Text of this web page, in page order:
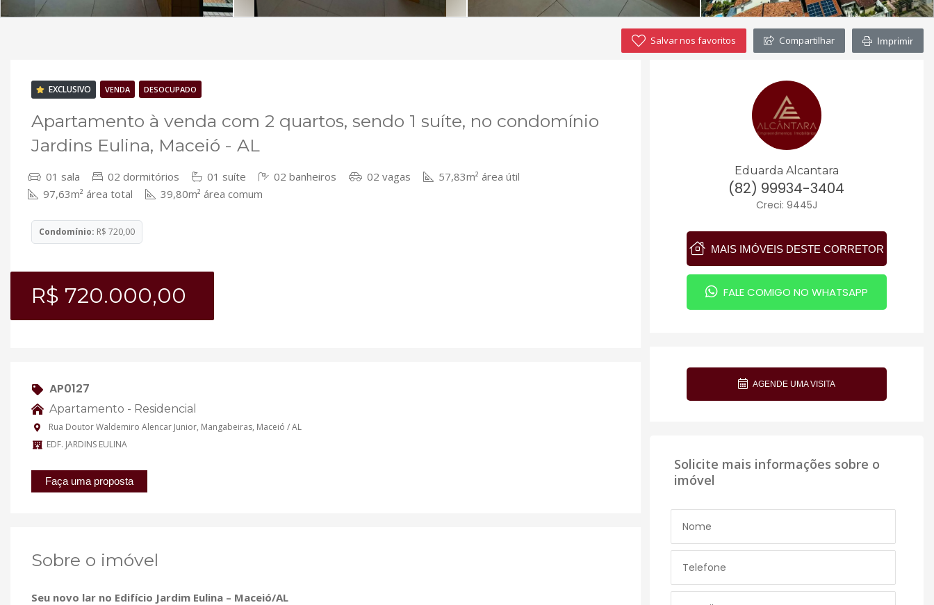
Salvar nos favoritos Compartilhar Imprimir
EXCLUSIVO VENDA DESOCUPADO
Apartamento à venda com 2 quartos, sendo 1 suíte, no condomínio
Jardins Eulina, Maceió - AL
01 sala 02 dormitórios 01 suíte 02 banheiros 02 vagas
57,83m² área útil
97,63m² área total
39,80m² área comum
Condomínio: R$ 720,00
R$ 720.000,00
AP0127
Apartamento - Residencial
Rua Doutor Waldemiro Alencar Junior, Mangabeiras, Maceió / AL
EDF. JARDINS EULINA
Faça uma proposta
Sobre o imóvel
Seu novo lar no Edifício Jardim Eulina – Maceió/AL
Eduarda Alcantara
(82) 99934-3404
Creci: 9445J
MAIS IMÓVEIS DESTE CORRETOR
FALE COMIGO NO WHATSAPP
AGENDE UMA VISITA
Solicite mais informações sobre o
imóvel